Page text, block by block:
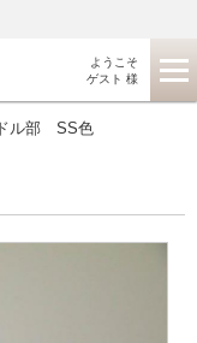
ようこそ
ゲスト 様
ル部 SS色